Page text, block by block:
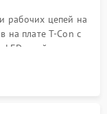
рабочих цепей на
на плате T-Con с
драйвера и